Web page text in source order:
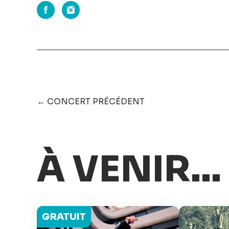
← CONCERT PRÉCÉDENT
À VENIR...
GRATUIT